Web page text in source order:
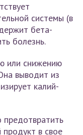
системы (в
бета-
болезнь.
или снижению
выводит из
калий-
продукт в свое